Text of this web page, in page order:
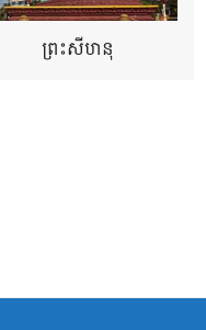
ព្រះសីហនុ